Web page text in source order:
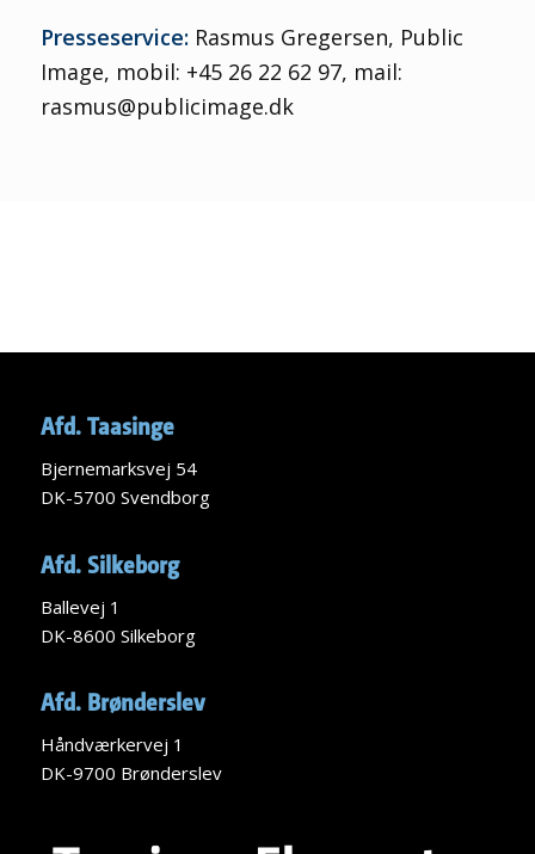
Presseservice:Rasmus Gregersen, Public
Image, mobil: +45 26 22 62 97, mail:
rasmus@publicimage.dk
Afd. Taasinge
Bjernemarksvej 54
DK-5700 Svendborg
Afd. Silkeborg
Ballevej 1
DK-8600 Silkeborg
Afd. Brønderslev
Håndværkervej 1
DK-9700 Brønderslev